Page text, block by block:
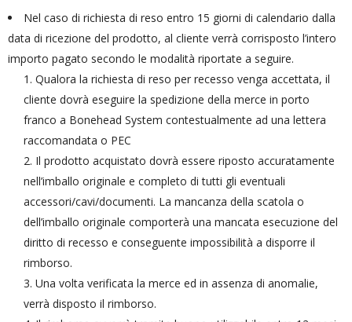
Nel caso di richiesta di reso entro 15 giorni di calendario dalla
data di ricezione del prodotto, al cliente verrà corrisposto l’intero
importo pagato secondo le modalità riportate a seguire.
Qualora la richiesta di reso per recesso venga accettata, il
cliente dovrà eseguire la spedizione della merce in porto
franco a Bonehead System contestualmente ad una lettera
raccomandata o PEC
Il prodotto acquistato dovrà essere riposto accuratamente
nell’imballo originale e completo di tutti gli eventuali
accessori/cavi/documenti. La mancanza della scatola o
dell’imballo originale comporterà una mancata esecuzione del
diritto di recesso e conseguente impossibilità a disporre il
rimborso.
Una volta verificata la merce ed in assenza di anomalie,
verrà disposto il rimborso.